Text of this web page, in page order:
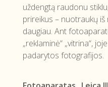
uždengtą raudonu
prireikus – nuotraukų
daugiau. Ant
„reklaminė“ „vitrina“,
padarytos fotografijos.